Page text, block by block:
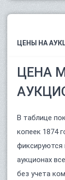
ЦЕНЫ НА
ЦЕНА
В таблице
копеек 1874
фиксируются
аукционах
без учета